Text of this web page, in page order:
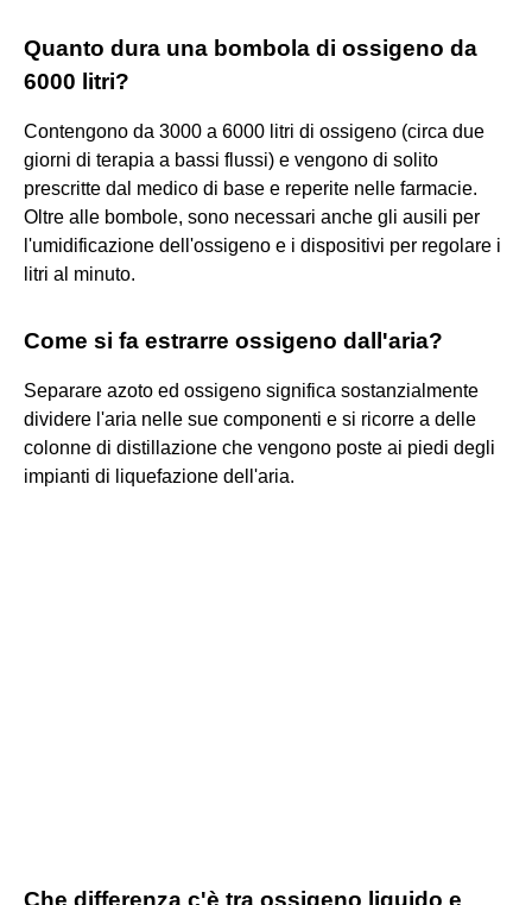
Quanto dura una bombola di ossigeno da
6000 litri?
Contengono da 3000 a 6000 litri di ossigeno (circa due
giorni di terapia a bassi flussi) e vengono di solito
prescritte dal medico di base e reperite nelle farmacie.
Oltre alle bombole, sono necessari anche gli ausili per
l'umidificazione dell'ossigeno e i dispositivi per regolare i
litri al minuto.
Come si fa estrarre ossigeno dall'aria?
Separare azoto ed ossigeno significa sostanzialmente
dividere l'aria nelle sue componenti e si ricorre a delle
colonne di distillazione che vengono poste ai piedi degli
impianti di liquefazione dell'aria.
Che differenza c'è tra ossigeno liquido e